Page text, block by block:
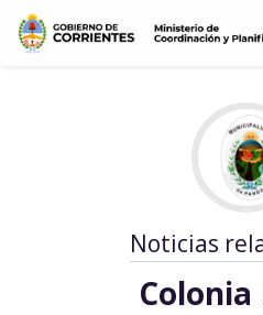
Noticias
Colonia